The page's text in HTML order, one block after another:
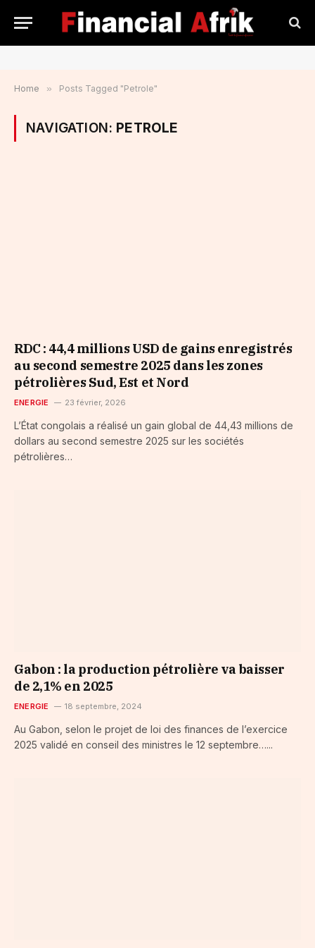
Home » Posts Tagged "Petrole"
NAVIGATION: PETROLE
RDC : 44,4 millions USD de gains enregistrés
au second semestre 2025 dans les zones
pétrolières Sud, Est et Nord
ENERGIE 23 février, 2026
L’État congolais a réalisé un gain global de 44,43 millions de
dollars au second semestre 2025 sur les sociétés
pétrolières…
Gabon : la production pétrolière va baisser
de 2,1% en 2025
ENERGIE 18 septembre, 2024
Au Gabon, selon le projet de loi des finances de l’exercice
2025 validé en conseil des ministres le 12 septembre…...